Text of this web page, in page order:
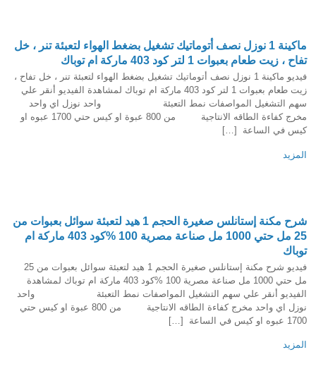
ماكينة 1 نوزل نصف أتوماتيك تشغيل بضغط الهواء لتعبئة تنر ، خل
تفاح ، زيت طعام بعبوات 1 لتر كود 403 ماركة ام توباك
فيديو ماكينة 1 نوزل نصف أتوماتيك تشغيل بضغط الهواء لتعبئة تنر ، خل تفاح ،
زيت طعام بعبوات 1 لتر كود 403 ماركة ام توباك لمشاهدة الفيديو أنقر علي
سهم التشغيل المواصفات نمط التعبئة واحد نوزل اي واحد
مخرج كفاءة الطاقه الانتاجية من 800 عبوة او كيس حتي 1700 عبوه او
كيس في الساعة […]
المزيد
شرح مكنة إستانلس صغيرة الحجم 1 هيد لتعبئة سوائل بعبوات من
25 مل حتي 1000 مل صناعة مصرية 100 %كود 403 ماركة ام
توباك
فيديو شرح مكنة إستانلس صغيرة الحجم 1 هيد لتعبئة سوائل بعبوات من 25
مل حتي 1000 مل صناعة مصرية 100 %كود 403 ماركة ام توباك لمشاهدة
الفيديو أنقر علي سهم التشغيل المواصفات نمط التعبئة واحد
نوزل اي واحد مخرج كفاءة الطاقه الانتاجية من 800 عبوة او كيس حتي
1700 عبوه او كيس في الساعة […]
المزيد